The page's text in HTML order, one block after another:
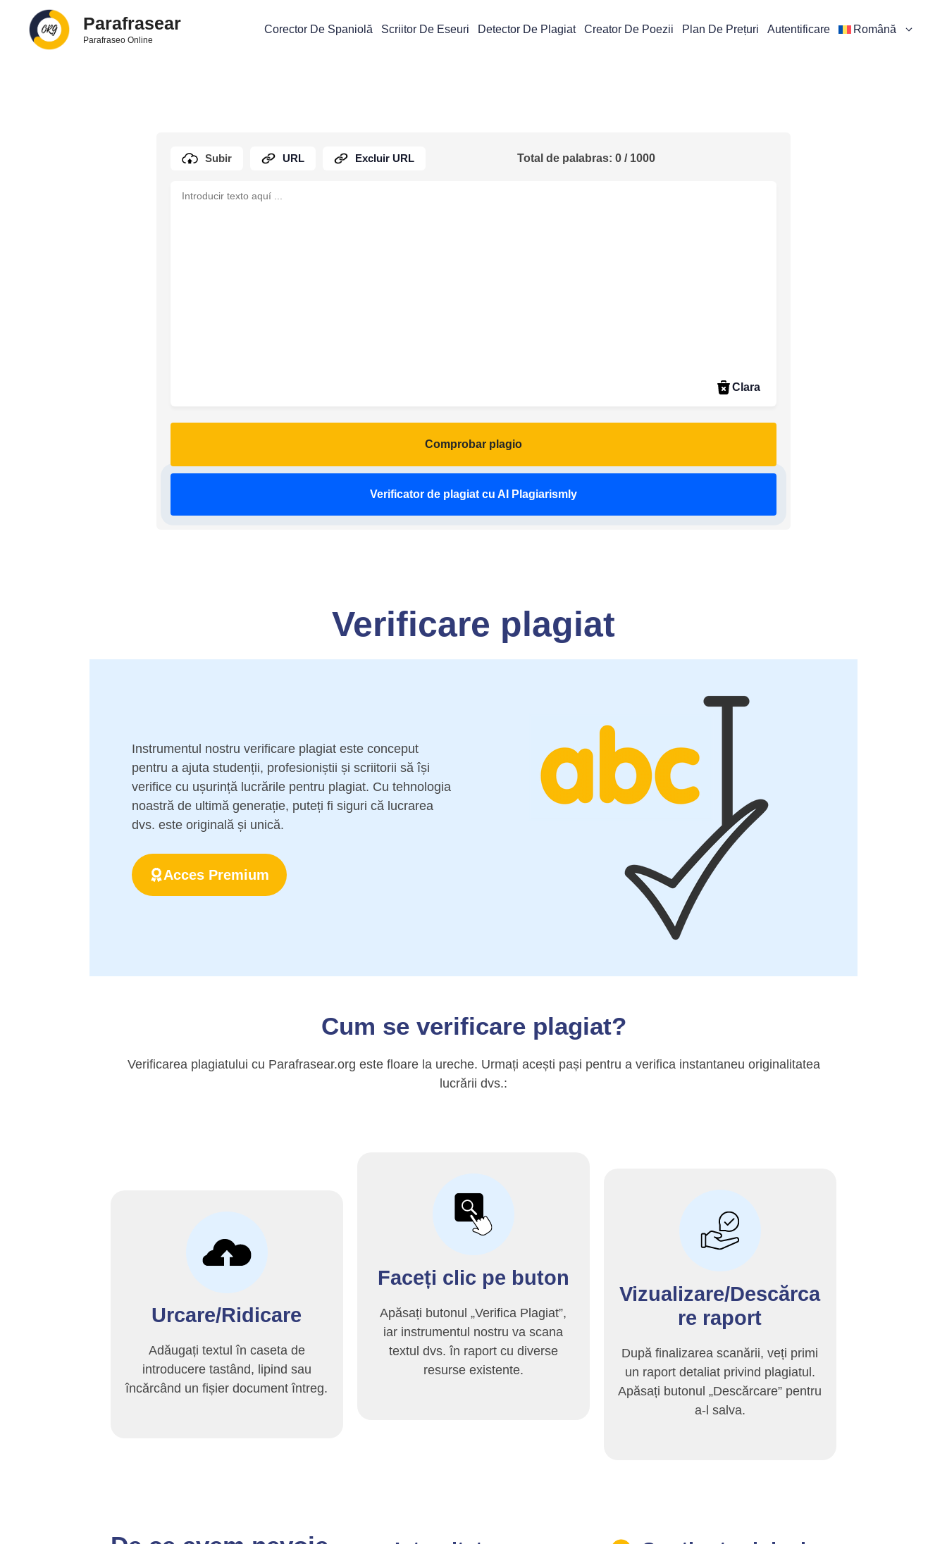
content
Parafrasear
Parafraseo Online
Corector De Spaniolă Scriitor De Eseuri Detector De Plagiat Creator De Poezii Plan De Prețuri Autentificare Română
Subir URL Excluir URL Total de palabras: 0 / 1000
Clara
Comprobar plagio
Verificator de plagiat cu AI Plagiarismly
Verificare plagiat
Instrumentul nostru verificare plagiat este conceput
pentru a ajuta studenții, profesioniștii și scriitorii să își
verifice cu ușurință lucrările pentru plagiat. Cu tehnologia
noastră de ultimă generație, puteți fi siguri că lucrarea
dvs. este originală și unică.
Acces Premium
Cum se verificare plagiat?
Verificarea plagiatului cu Parafrasear.org este floare la ureche. Urmați acești pași pentru a verifica instantaneu originalitatea
lucrării dvs.:
Urcare/Ridicare
Adăugați textul în caseta de
introducere tastând, lipind sau
încărcând un fișier document întreg.
Faceți clic pe buton
Apăsați butonul „Verifica Plagiat”,
iar instrumentul nostru va scana
textul dvs. în raport cu diverse
resurse existente.
Vizualizare/Descărca
re raport
După finalizarea scanării, veți primi
un raport detaliat privind plagiatul.
Apăsați butonul „Descărcare” pentru
a-l salva.